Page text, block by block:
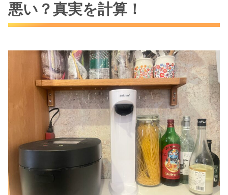
水道水以外で炭酸水を作る場合は要注意！
浄水器を付ければ安上がり
とにかくコスパよし
ペットボトルのゴミが出ない
炭酸水以外もつくれる
炭酸量を調節できる
炭酸水メーカーのデメリット
カートリッジの回収がめんどい
悪い？真実を計算！